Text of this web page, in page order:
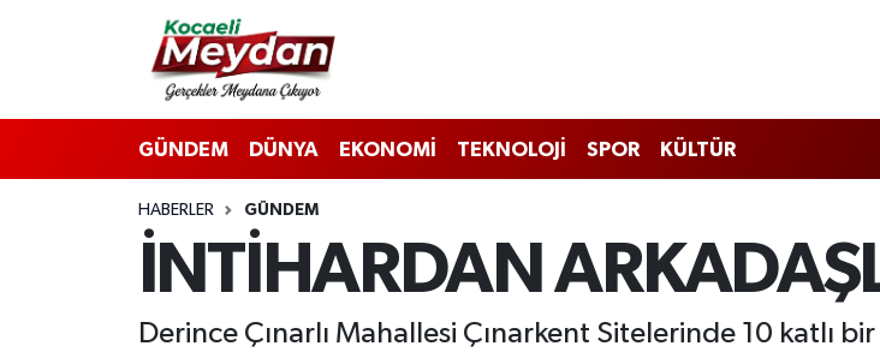
GÜNDEM DÜNYA EKONOMİ TEKNOLOJİ SPOR KÜLTÜR
HABERLER GÜNDEM
İNTİHARDAN
Derince Çınarlı Mahallesi Çınarkent Sitelerinde 10 katlı bir
Nöbetçi Eczaneler
Hava Durumu
Trafik Durumu
Süper Lig Puan Durumu ve Fikstür
Tüm Manşetler